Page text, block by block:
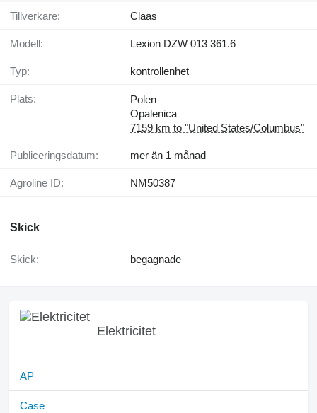
Tillverkare: Claas
Modell: Lexion DZW 013 361.6
Typ: kontrollenhet
Plats:
Polen
Opalenica
7159 km to "United States/Columbus"
Publiceringsdatum: mer än 1 månad
Agroline ID: NM50387
Skick
Skick: begagnade
Elektricitet
AP
Case